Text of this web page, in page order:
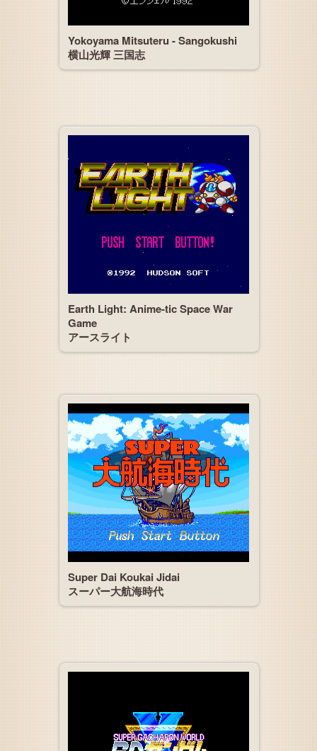
Yokoyama Mitsuteru - Sangokushi
横山光輝 三国志
Earth Light: Anime-tic Space War
Game
アースライト
Super Dai Koukai Jidai
スーパー大航海時代